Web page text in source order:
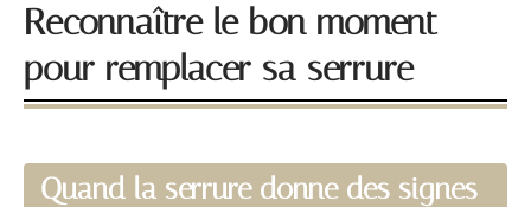
Reconnaître le bon moment
pour remplacer sa serrure
Quand la serrure donne des signes